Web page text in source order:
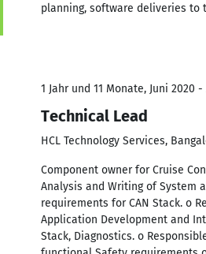
planning, software deliveries to
1 Jahr und 11 Monate, Juni 2020 -
Technical Lead
HCL Technology Services,
Component owner for Cruise
Analysis and Writing of System
requirements for CAN Stack. o
Application Development and
Stack, Diagnostics. o